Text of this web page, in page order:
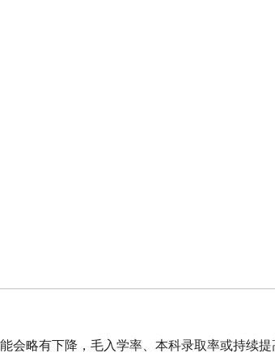
会略有下降，毛入学率、本科录取率或持续提